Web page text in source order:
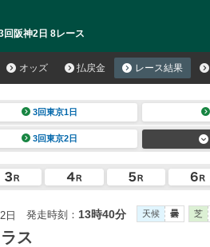
阪神2日 8レース
オッズ 払戻金 レース結果
3回東京1日
3回東京2日
日 発走時刻： 13時40分 天候 曇 芝
ス